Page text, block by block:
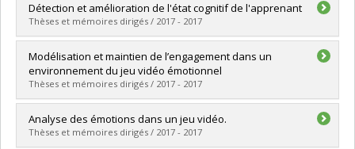
Graduate :Fu, Yang
Cycle : Master's
Grade :M. Sc.
Détection et amélioration de l'état cognitif de l'apprenant
Thèses et mémoires dirigés / 2017 - 2017
Graduate :Ghali, Ramla
Cycle :Doctoral
Grade :Ph. D.
Lien vers le document dans Papyrus
Modélisation et maintien de l’engagement dans un
environnement du jeu vidéo émotionnel
Thèses et mémoires dirigés / 2017 - 2017
Graduate :Bouslimi, Samira
Cycle : Master's
Grade :M. Sc.
Analyse des émotions dans un jeu vidéo.
Thèses et mémoires dirigés / 2017 - 2017